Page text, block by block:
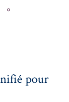
pour